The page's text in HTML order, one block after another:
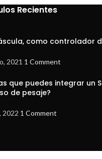
Recientes
como controlador
2021 1 Comment
que puedes integrar un
de pesaje?
2022 1 Comment